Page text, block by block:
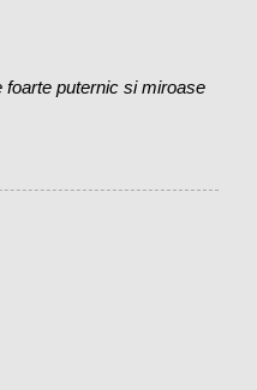
puternic si miroase